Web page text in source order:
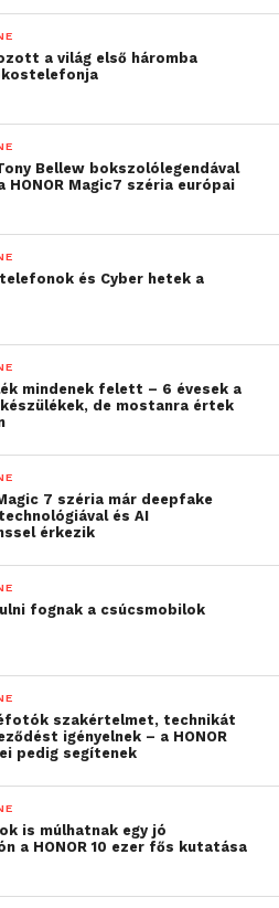
szóló
izgalmas az
még egy meglepetést
egy másik, apró szív
Magic7 Pro nagy
látható. A grafika
tekinthetsz meg
a világ első háromba
Bellew bokszolólegendával
HONOR Magic7 széria európai
és Cyber hetek a
mindenek felett – 6 évesek a
de mostanra értek
7 széria már deepfake
és AI
érkezik
fognak a csúcsmobilok
szakértelmet, technikát
igényelnek – a HONOR
pedig segítenek
is múlhatnak egy jó
a HONOR 10 ezer fős kutatása